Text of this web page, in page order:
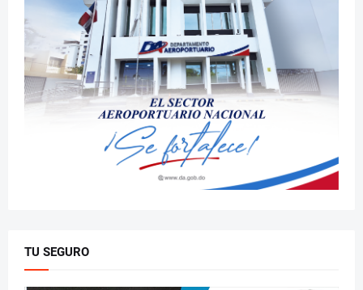
TU SEGURO